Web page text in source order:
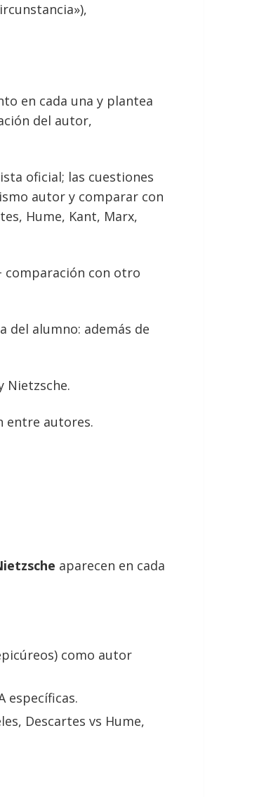
en cada una y plantea
del autor,
oficial; las cuestiones
autor y comparar con
Hume, Kant, Marx,
comparación con otro
del alumno: además de
Nietzsche.
entre autores.
aparecen en cada
como autor
específicas.
Descartes vs Hume,